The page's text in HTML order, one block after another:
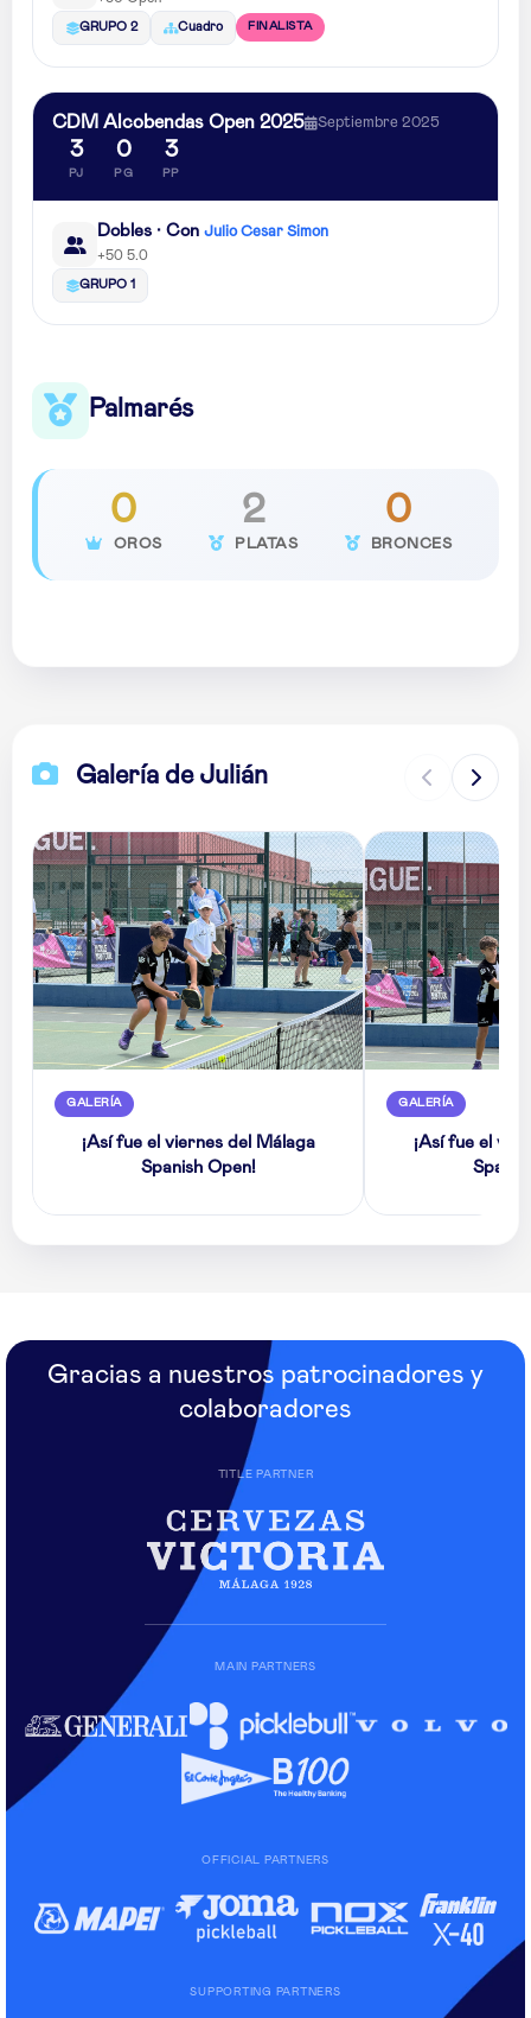
GRUPO 2 Cuadro FINALISTA
CDM Alcobendas Open 2025 Septiembre 2025
3
PJ
0
PG
3
PP
Dobles · Con Julio Cesar Simon
+50 5.0
GRUPO 1
Palmarés
0
OROS
2
PLATAS
0
BRONCES
Galería de Julián
GALERÍA
¡Así fue el viernes del Málaga
Spanish Open!
GALERÍA
¡Así fue el
Gracias a nuestros patrocinadores y
colaboradores
TITLE PARTNER
MAIN PARTNERS
OFFICIAL PARTNERS
SUPPORTING PARTNERS